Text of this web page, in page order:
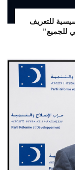
للتعريف
للجميع”